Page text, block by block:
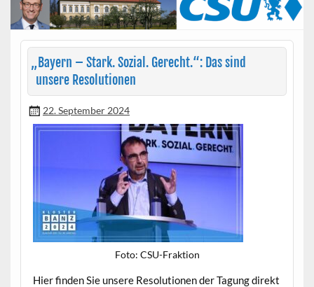
„ Bayern – Stark. Sozial. Gerecht.“: Das sind
unsere Resolutionen
22. September 2024
Foto: CSU-Frak­tion
Hier find­en Sie unsere Res­o­lu­tio­nen der Tagung direkt